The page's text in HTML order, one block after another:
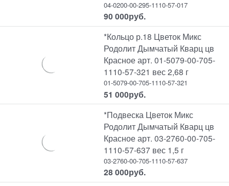
04-0200-00-295-1110-57-017
90 000руб.
*Кольцо р.18 Цветок Микс
Родолит Дымчатый Кварц цв
Красное арт. 01-5079-00-705-
1110-57-321 вес 2,68 г
01-5079-00-705-1110-57-321
51 000руб.
*Подвеска Цветок Микс
Родолит Дымчатый Кварц цв
Красное арт. 03-2760-00-705-
1110-57-637 вес 1,5 г
03-2760-00-705-1110-57-637
28 000руб.